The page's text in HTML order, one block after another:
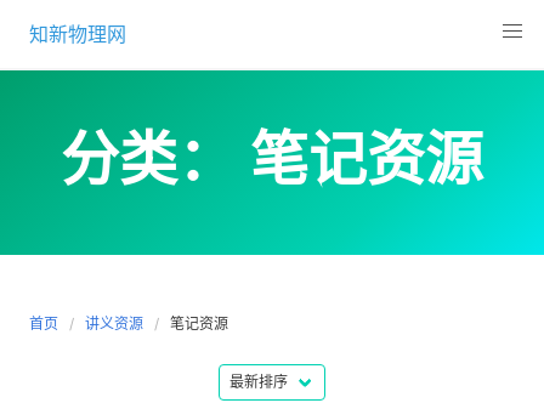
content
知新物理网
分类： 笔记资源
首页 讲义资源 笔记资源